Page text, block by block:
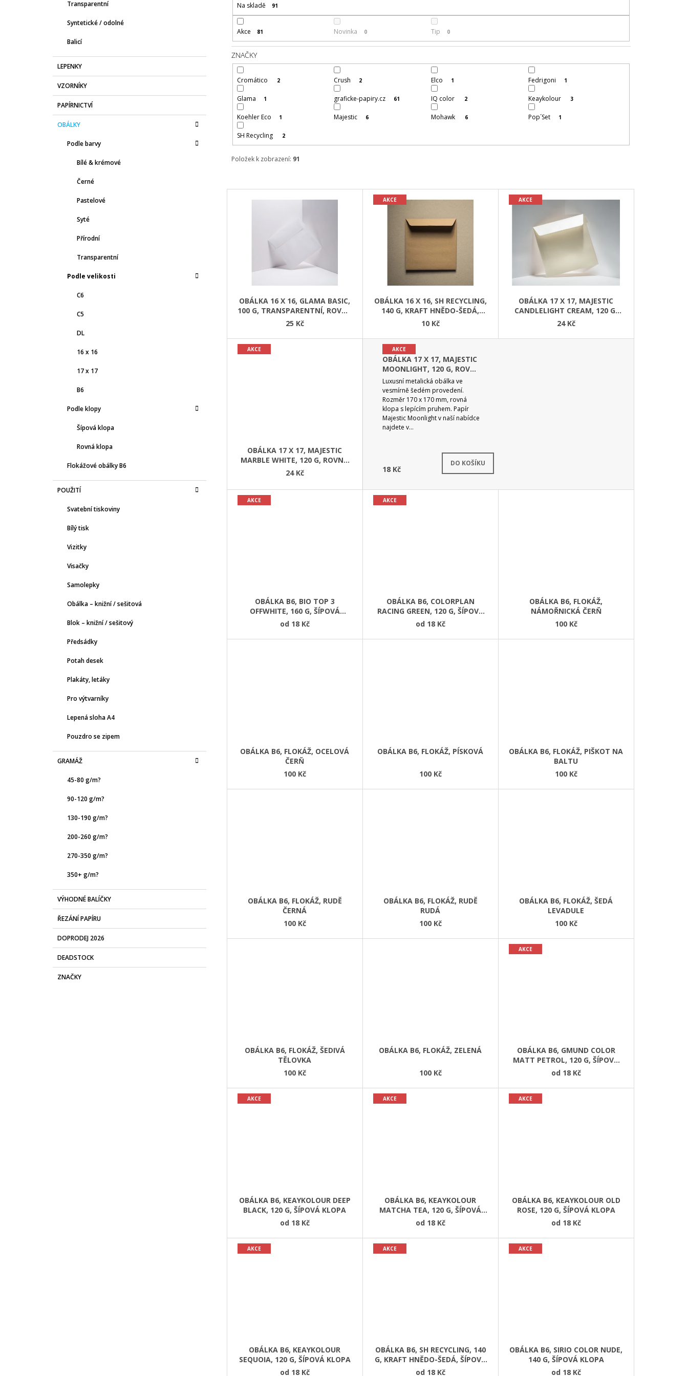
Transparentní
Syntetické / odolné
Balicí
LEPENKY
VZORNÍKY
PAPÍRNICTVÍ
OBÁLKY
Podle barvy
Bílé & krémové
Černé
Pastelové
Syté
Přírodní
Transparentní
Podle velikosti
C6
C5
DL
16 x 16
17 x 17
B6
Podle klopy
Šípová klopa
Rovná klopa
Flokážové obálky B6
POUŽITÍ
Svatební tiskoviny
Bílý tisk
Vizitky
Visačky
Samolepky
Obálka – knižní / sešitová
Blok – knižní / sešitový
Předsádky
Potah desek
Plakáty, letáky
Pro výtvarníky
Lepená sloha A4
Pouzdro se zipem
GRAMÁŽ
45-80 g/m?
90-120 g/m?
130-190 g/m?
200-260 g/m?
270-350 g/m?
350+ g/m?
VÝHODNÉ BALÍČKY
ŘEZÁNÍ PAPÍRU
DOPRODEJ 2026
DEADSTOCK
ZNAČKY
O
U
T
Ů
Na skladě 91
Akce 81 Novinka 0 Tip 0
ZNAČKY
Cromático 2 Crush 2 Elco 1 Fedrigoni 1
Glama 1 graficke-papiry.cz 61 IQ color 2 Keaykolour 3
Koehler Eco 1 Majestic 6 Mohawk 6 Pop´Set 1
SH Recycling 2
Položek k zobrazení: 91
V
T
OBÁLKA 16 X 16, GLAMA BASIC,
100 G, TRANSPARENTNÍ, ROVNÁ
KLOPA
25 Kč
AKCE
OBÁLKA 16 X 16, SH RECYCLING,
140 G, KRAFT HNĚDO-ŠEDÁ,
ROVNÁ KLOPA
10 Kč
AKCE
OBÁLKA 17 X 17, MAJESTIC
CANDLELIGHT CREAM, 120 G,
ROVNÁ KLOPA
24 Kč
AKCE
OBÁLKA 17 X 17, MAJESTIC
MARBLE WHITE, 120 G, ROVNÁ
KLOPA
24 Kč
AKCE
OBÁLKA 17 X 17, MAJESTIC
MOONLIGHT, 120 G, ROVNÁ
KLOPA
Luxusní metalická obálka ve
vesmírně šedém provedení.
Rozměr 170 x 170 mm, rovná
klopa s lepícím pruhem. Papír
Majestic Moonlight v naší nabídce
najdete v...
18 Kč
DO KOŠÍKU
Skladem(>100 ks)
AKCE
OBÁLKA B6, BIO TOP 3
OFFWHITE, 160 G, ŠÍPOVÁ
KLOPA
od 18 Kč
AKCE
OBÁLKA B6, COLORPLAN
RACING GREEN, 120 G, ŠÍPOVÁ
KLOPA – DOPRODEJ
od 18 Kč
OBÁLKA B6, FLOKÁŽ,
NÁMOŘNICKÁ ČERŇ
100 Kč
OBÁLKA B6, FLOKÁŽ, OCELOVÁ
ČERŇ
100 Kč
OBÁLKA B6, FLOKÁŽ, PÍSKOVÁ
100 Kč
OBÁLKA B6, FLOKÁŽ, PIŠKOT NA
BALTU
100 Kč
OBÁLKA B6, FLOKÁŽ, RUDĚ
ČERNÁ
100 Kč
OBÁLKA B6, FLOKÁŽ, RUDĚ
RUDÁ
100 Kč
OBÁLKA B6, FLOKÁŽ, ŠEDÁ
LEVADULE
100 Kč
OBÁLKA B6, FLOKÁŽ, ŠEDIVÁ
TĚLOVKA
100 Kč
OBÁLKA B6, FLOKÁŽ, ZELENÁ
100 Kč
AKCE
OBÁLKA B6, GMUND COLOR
MATT PETROL, 120 G, ŠÍPOVÁ
KLOPA
od 18 Kč
AKCE
OBÁLKA B6, KEAYKOLOUR DEEP
BLACK, 120 G, ŠÍPOVÁ KLOPA
od 18 Kč
AKCE
OBÁLKA B6, KEAYKOLOUR
MATCHA TEA, 120 G, ŠÍPOVÁ
KLOPA
od 18 Kč
AKCE
OBÁLKA B6, KEAYKOLOUR OLD
ROSE, 120 G, ŠÍPOVÁ KLOPA
od 18 Kč
AKCE
OBÁLKA B6, KEAYKOLOUR
SEQUOIA, 120 G, ŠÍPOVÁ KLOPA
od 18 Kč
AKCE
OBÁLKA B6, SH RECYCLING, 140
G, KRAFT HNĚDO-ŠEDÁ, ŠÍPOVÁ
KLOPA
od 18 Kč
AKCE
OBÁLKA B6, SIRIO COLOR NUDE,
140 G, ŠÍPOVÁ KLOPA
od 18 Kč